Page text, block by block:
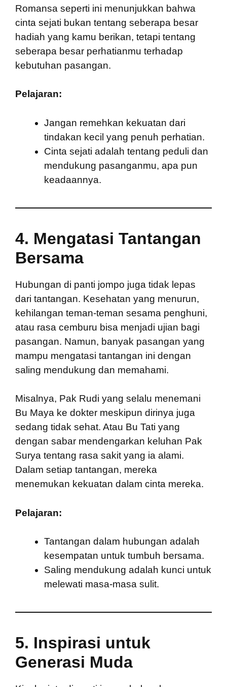
Romansa seperti ini menunjukkan bahwa
cinta sejati bukan tentang seberapa besar
hadiah yang kamu berikan, tetapi tentang
seberapa besar perhatianmu terhadap
kebutuhan pasangan.
Pelajaran:
Jangan remehkan kekuatan dari
tindakan kecil yang penuh perhatian.
Cinta sejati adalah tentang peduli dan
mendukung pasanganmu, apa pun
keadaannya.
4. Mengatasi Tantangan
Bersama
Hubungan di panti jompo juga tidak lepas
dari tantangan. Kesehatan yang menurun,
kehilangan teman-teman sesama penghuni,
atau rasa cemburu bisa menjadi ujian bagi
pasangan. Namun, banyak pasangan yang
mampu mengatasi tantangan ini dengan
saling mendukung dan memahami.
Misalnya, Pak Rudi yang selalu menemani
Bu Maya ke dokter meskipun dirinya juga
sedang tidak sehat. Atau Bu Tati yang
dengan sabar mendengarkan keluhan Pak
Surya tentang rasa sakit yang ia alami.
Dalam setiap tantangan, mereka
menemukan kekuatan dalam cinta mereka.
Pelajaran:
Tantangan dalam hubungan adalah
kesempatan untuk tumbuh bersama.
Saling mendukung adalah kunci untuk
melewati masa-masa sulit.
5. Inspirasi untuk
Generasi Muda